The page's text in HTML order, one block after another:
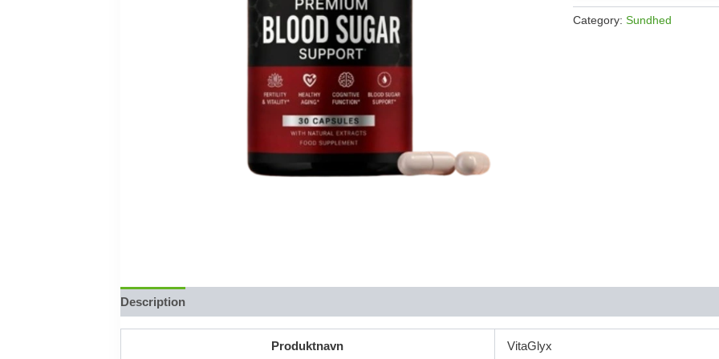
kr.597.00.
Category: Sundhed
Description
Produktnavn VitaGlyx